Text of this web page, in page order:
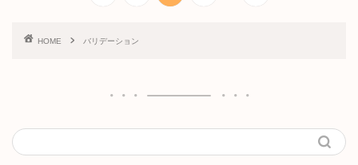
HOME バリデーション